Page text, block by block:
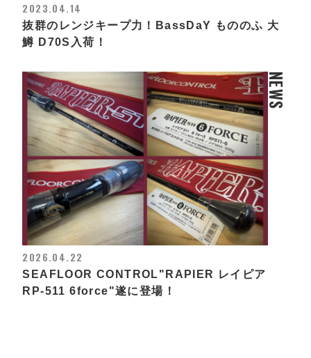
2023.04.14
抜群のレンジキープ力！BassDaY もののふ 大
鱒 D70S入荷！
NEWS
2026.04.22
SEAFLOOR CONTROL"RAPIER レイピア
RP-511 6force"遂に登場！